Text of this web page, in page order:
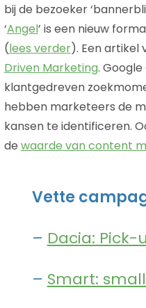
bij de bezoeker
‘Angel’ is een nieuw
(lees verder). Een artikel
Driven Marketing.
klantgedreven
hebben marketeers de
kansen te identificeren.
de waarde van content
Vette
– Dacia: Pick-
– Smart: